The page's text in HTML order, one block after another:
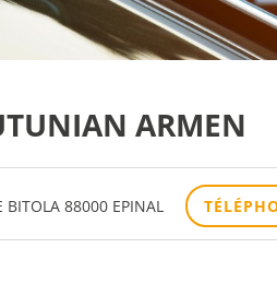
ARMEN
BITOLA 88000 EPINAL